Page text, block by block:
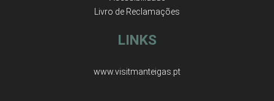
Livro de Reclamações
LINKS
www.visitmanteigas.pt